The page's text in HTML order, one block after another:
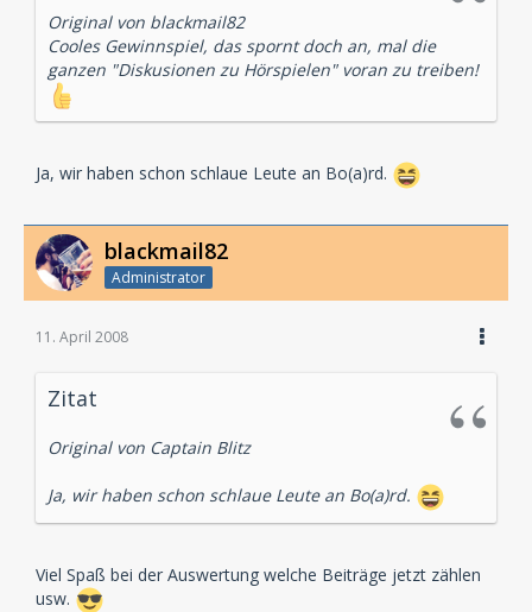
Original von blackmail82
Cooles Gewinnspiel, das spornt doch an, mal die
ganzen "Diskusionen zu Hörspielen" voran zu treiben!
Ja, wir haben schon schlaue Leute an Bo(a)rd.
blackmail82
Administrator
11. April 2008
Zitat
Original von Captain Blitz
Ja, wir haben schon schlaue Leute an Bo(a)rd.
Viel Spaß bei der Auswertung welche Beiträge jetzt zählen
usw.